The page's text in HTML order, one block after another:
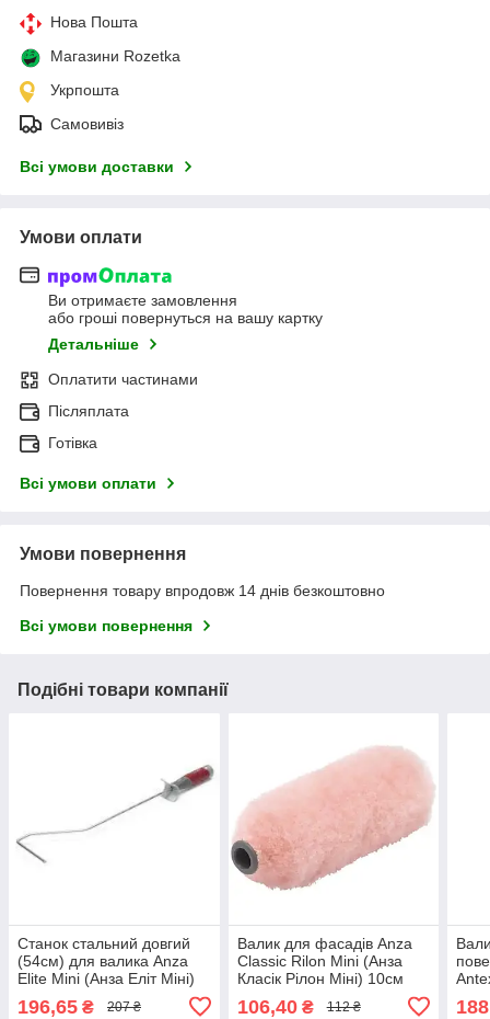
Нова Пошта
Магазини Rozetka
Укрпошта
Самовивіз
Всі умови доставки
Умови оплати
Ви отримаєте замовлення
або гроші повернуться на вашу картку
Детальніше
Оплатити частинами
Післяплата
Готівка
Всі умови оплати
Умови повернення
Повернення товару впродовж 14 днів безкоштовно
Всі умови повернення
Подібні товари компанії
Станок стальний довгий
(54см) для валика Anza
Elite Mini (Анза Еліт Міні)
196,65 ₴ 207 ₴
Валик для фасадів Anza
Classic Rilon Mini (Анза
Класік Рілон Міні) 10см
106,40₴ 112 ₴